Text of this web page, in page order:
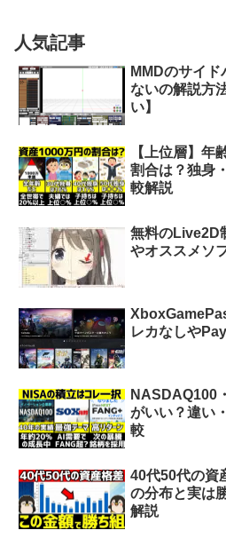
人気記事
MMDのサイド
ないの解説方
い】
【上位層】年
割合は？独身
較解説
無料のLive2D
やオススメソ
レカなしや
NASDAQ100
がいい？違い
較
40代50代の資
の分布と実は
解説